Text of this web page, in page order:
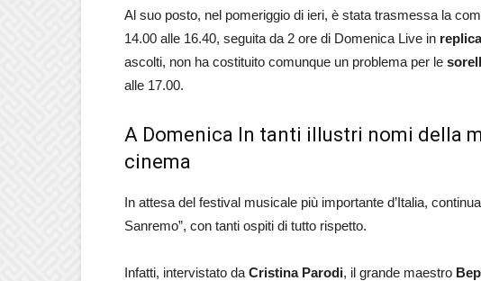
Al suo posto, nel pomeriggio di ieri, è stata trasmessa la
14.00 alle 16.40, seguita da 2 ore di Domenica Live in replica
ascolti, non ha costituito comunque un problema per le
alle 17.00.
A Domenica In tanti illustri nomi della
cinema
In attesa del festival musicale più importante d’Italia,
Sanremo”, con tanti ospiti di tutto rispetto.
Infatti, intervistato da Cristina Parodi, il grande maestro